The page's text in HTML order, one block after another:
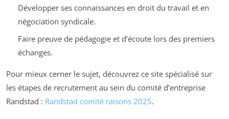
Développer ses connaissances en droit du travail et en
négociation syndicale.
Faire preuve de pédagogie et d’écoute lors des premiers
échanges.
Pour mieux cerner le sujet, découvrez ce site spécialisé sur
les étapes de recrutement au sein du comité d’entreprise
Randstad : Randstad comité raisons 2025.